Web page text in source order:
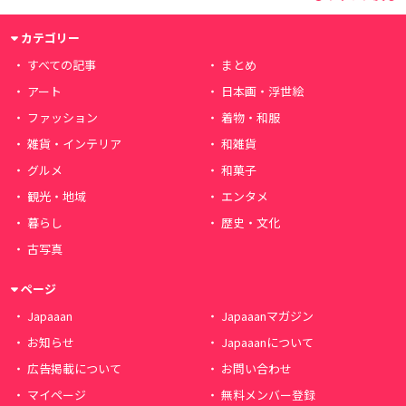
カテゴリー
すべての記事
まとめ
アート
日本画・浮世絵
ファッション
着物・和服
雑貨・インテリア
和雑貨
グルメ
和菓子
観光・地域
エンタメ
暮らし
歴史・文化
古写真
ページ
Japaaan
Japaaanマガジン
お知らせ
Japaaanについて
広告掲載について
お問い合わせ
マイページ
無料メンバー登録